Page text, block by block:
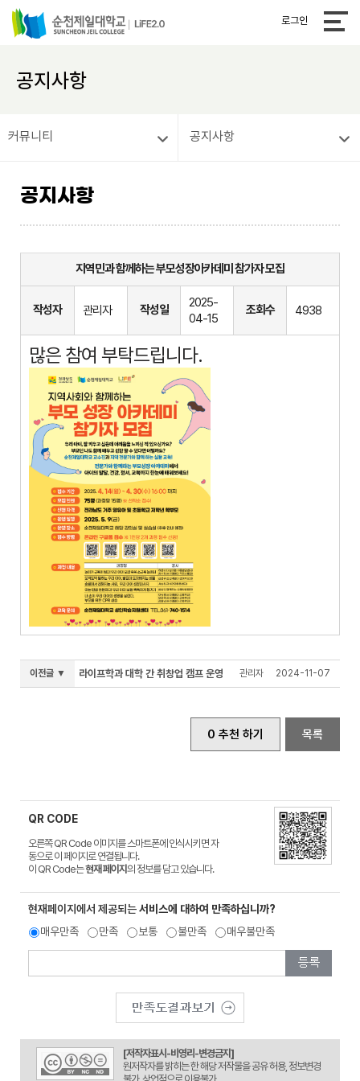
로그인
공지사항
커뮤니티 공지사항
공지사항
지역민과 함께하는 부모성장아카데미 참가자 모집
작성자 관리자 작성일
2025-
04-15
조회수 4938
많은 참여 부탁드립니다.
이전글 ▼ 라이프학과 대학 간 취창업 캠프 운영 관리자 2024-11-07
0 추천 하기 목록
QR CODE
오른쪽 QR Code 이미지를 스마트폰에 인식시키면 자
동으로 이 페이지로 연결됩니다.
이 QR Code는현재 페이지의 정보를 담고 있습니다.
현재페이지에서 제공되는서비스에 대하여 만족하십니까?
매우만족
만족 보통 불만족 매우불만족
[저작자표시-비영리-변경금지]
원저작자를 밝히는 한 해당 저작물을 공유 허용, 정보변경